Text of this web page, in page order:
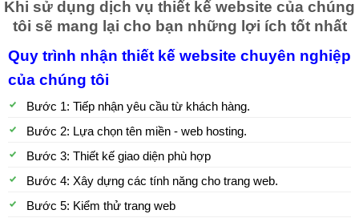
Khi sử dụng dịch vụ thiết kế website của chúng
tôi sẽ mang lại cho bạn những lợi ích tốt nhất
Quy trình nhận thiết kế website chuyên nghiệp
của chúng tôi
Bước 1: Tiếp nhận yêu cầu từ khách hàng.
Bước 2: Lựa chọn tên miền - web hosting.
Bước 3: Thiết kế giao diện phù hợp
Bước 4: Xây dựng các tính năng cho trang web.
Bước 5: Kiểm thử trang web